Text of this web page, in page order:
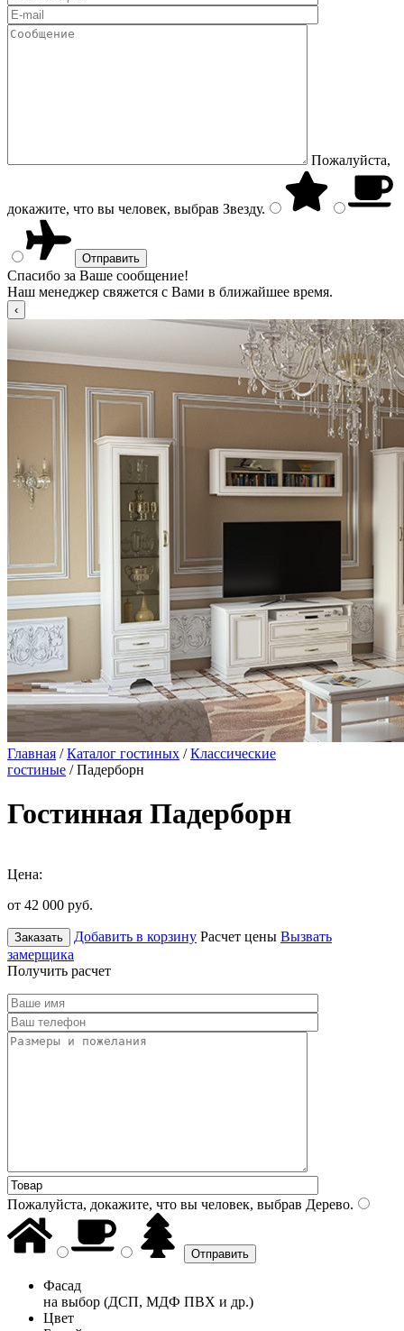
Пожалуйста,
докажите, что вы человек, выбрав Звезду.
Спасибо за Ваше сообщение!
Наш менеджер свяжется с Вами в ближайшее время.
Главная /Каталог гостиных /Классические
гостиные / Падерборн
Гостинная Падерборн
Цена:
от 42 000 руб.
Заказать Добавить в корзину Расчет цены Вызвать
замерщика
Получить расчет
Пожалуйста, докажите, что вы человек, выбрав Дерево.
Фасад
на выбор (ДСП, МДФ ПВХ и др.)
Цвет